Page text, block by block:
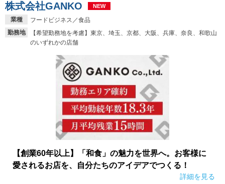
業種
フードビジネス／食品
勤務地
【希望勤務地を考慮】東京、埼玉、京都、大阪、兵庫、奈良、和歌山
のいずれかの店舗
株式会社GANKO NEW
【創業60年以上】「和食」の魅力を世界へ。お客様に
愛されるお店を、自分たちのアイデアでつくる！
詳細を見る